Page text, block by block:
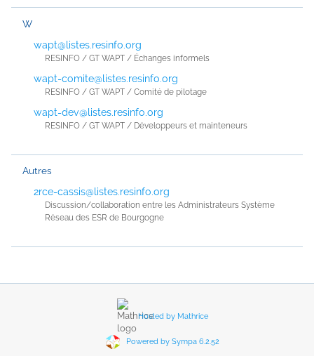
W
wapt@listes.resinfo.org
RESINFO / GT WAPT / Échanges informels
wapt-comite@listes.resinfo.org
RESINFO / GT WAPT / Comité de pilotage
wapt-dev@listes.resinfo.org
RESINFO / GT WAPT / Développeurs et mainteneurs
Autres
2rce-cassis@listes.resinfo.org
Discussion/collaboration entre les Administrateurs Système
Réseau des ESR de Bourgogne
Hosted by Mathrice
Powered by Sympa 6.2.52